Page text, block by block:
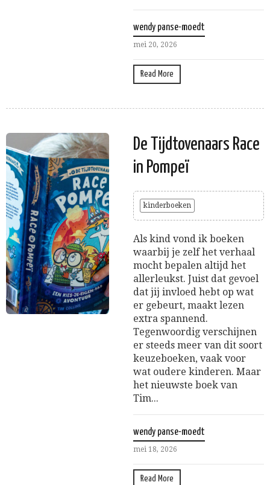
wendy panse-moedt
mei 20, 2026
Read More
De Tijdtovenaars Race
in Pompeï
kinderboeken
Als kind vond ik boeken
waarbij je zelf het verhaal
mocht bepalen altijd het
allerleukst. Juist dat gevoel
dat jij invloed hebt op wat
er gebeurt, maakt lezen
extra spannend.
Tegenwoordig verschijnen
er steeds meer van dit soort
keuzeboeken, vaak voor
wat oudere kinderen. Maar
het nieuwste boek van
Tim...
wendy panse-moedt
mei 18, 2026
Read More